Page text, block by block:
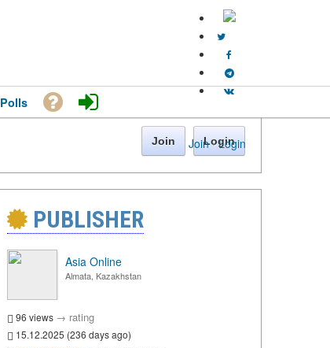
Join · Login
Polls
Join Login
PUBLISHER
Asia Online
Almata, Kazakhstan
96 views → rating
15.12.2025 (236 days ago)